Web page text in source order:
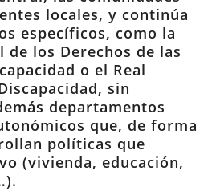
locales, y continúa
específicos, como la
de los Derechos de las
o el Real
sin
departamentos
que, de forma
políticas que
(vivienda, educación,